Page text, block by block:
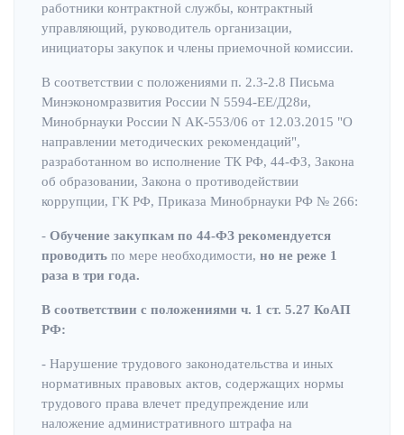
работники контрактной службы, контрактный
управляющий, руководитель организации,
инициаторы закупок и члены приемочной комиссии.
В соответствии с положениями п. 2.3-2.8 Письма
Минэкономразвития России N 5594-ЕЕ/Д28и,
Минобрнауки России N АК-553/06 от 12.03.2015 "О
направлении методических рекомендаций",
разработанном во исполнение ТК РФ, 44-ФЗ, Закона
об образовании, Закона о противодействии
коррупции, ГК РФ, Приказа Минобрнауки РФ № 266:
- Обучение закупкам по 44-ФЗ рекомендуется
проводить по мере необходимости, но не реже 1
раза в три года.
В соответствии с положениями ч. 1 ст. 5.27 КоАП
РФ:
- Нарушение трудового законодательства и иных
нормативных правовых актов, содержащих нормы
трудового права влечет предупреждение или
наложение административного штрафа на